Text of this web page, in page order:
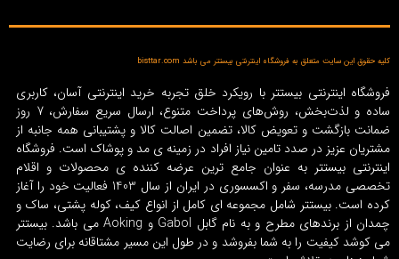
کلیه حقوق این سایت متعلق به فروشگاه اینترنتی بیستتر می باشد bisttar.com
فروشگاه اینترنتی بیستتر با رویکرد خلق تجربه خرید اینترنتی آسان، کاربری
ساده و لذت‌بخش، روش‌های پرداخت متنوع، ارسال سریع سفارش، 7 روز
ضمانت بازگشت و تعویض کالا، تضمین اصالت کالا و پشتیبانی همه جانبه از
مشتریان عزیز در صدد تامین نیاز افراد در زمینه‌ ی مد و پوشاک است. فروشگاه
اینترنتی بیستتر به عنوان جامع ترین عرضه کننده ی محصولات و اقلام
تخصصی مدرسه، سفر و اکسسوری در ایران از سال 1403 فعالیت خود را آغاز
کرده است. بیستتر شامل مجموعه ای کامل از انواع کیف، کوله پشتی، ساک و
چمدان از برندهای مطرح و به نام گابل Gabol و Aoking می باشد. بیستتر
می کوشد کیفیت را به شما بفروشد و در طول این مسیر مشتاقانه برای رضایت